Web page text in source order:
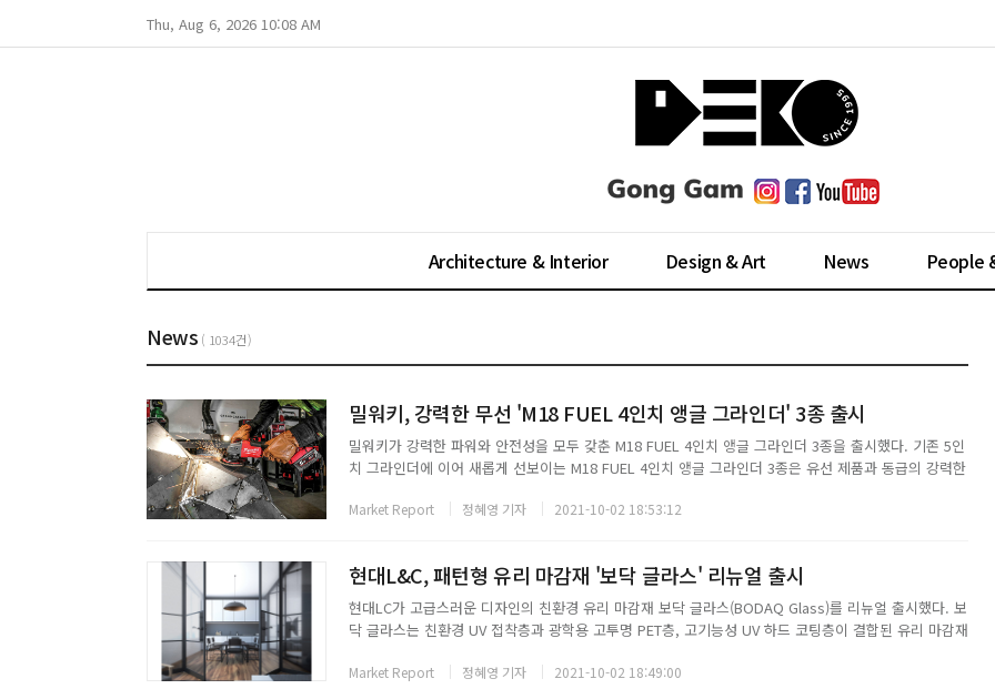
Thu, Aug 6, 2026 10:08 AM
Architecture & Interior Design & Art News People
News ( 1034건)
밀워키, 강력한 무선 'M18 FUEL 4인치 앵글 그라인더' 3종 출시
밀워키가 강력한 파워와 안전성을 모두 갖춘 M18 FUEL 4인치 앵글 그라인더 3종을 출시했다. 기존 5인
치 그라인더에 이어 새롭게 선보이는 M18 FUEL 4인치 앵글 그라인더 3종은 유선 제품과 동급의 강력한
충전으로 12.7mm 철근을 최...
Market Report 정혜영 기자 2021-10-02 18:53:12
현대L&C, 패턴형 유리 마감재 '보닥 글라스' 리뉴얼 출시
현대LC가 고급스러운 디자인의 친환경 유리 마감재 보닥 글라스(BODAQ Glass)를 리뉴얼 출시했다. 보
닥 글라스는 친환경 UV 접착층과 광학용 고투명 PET층, 고기능성 UV 하드 코팅층이 결합된 유리 마감재
로 사용 가능하다. 리뉴얼된 보닥 글라스...
Market Report 정혜영 기자 2021-10-02 18:49:00